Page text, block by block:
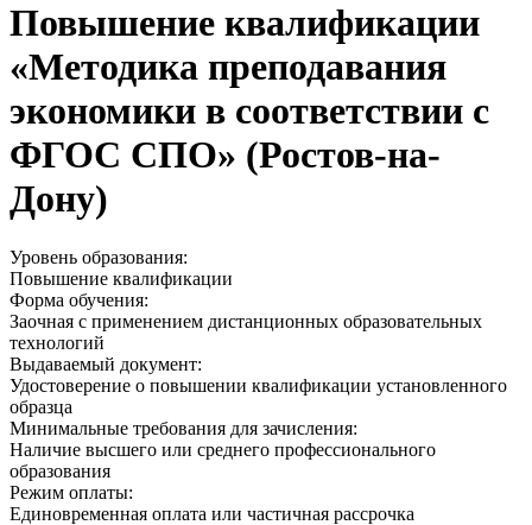
Повышение квалификации
«Методика преподавания
экономики в соответствии с
ФГОС СПО» (Ростов-на-
Дону)
Уровень образования:
Повышение квалификации
Форма обучения:
Заочная с применением дистанционных образовательных
технологий
Выдаваемый документ:
Удостоверение о повышении квалификации установленного
образца
Минимальные требования для зачисления:
Наличие высшего или среднего профессионального
образования
Режим оплаты:
Единовременная оплата или частичная рассрочка